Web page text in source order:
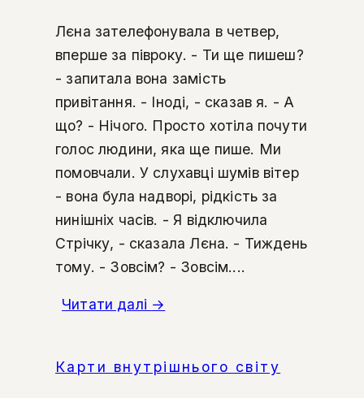
Лєна зателефонувала в четвер,
вперше за півроку. - Ти ще пишеш?
- запитала вона замість
привітання. - Іноді, - сказав я. - А
що? - Нічого. Просто хотіла почути
голос людини, яка ще пише. Ми
помовчали. У слухавці шумів вітер
- вона була надворі, рідкість за
нинішніх часів. - Я відключила
Стрічку, - сказала Лєна. - Тиждень
тому. - Зовсім? - Зовсім....
Читати далі →
Карти внутрішнього світу